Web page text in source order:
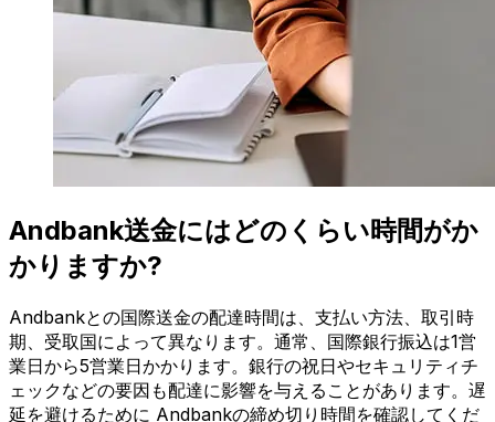
Andbank送金にはどのくらい時間がか
かりますか?
Andbankとの国際送金の配達時間は、支払い方法、取引時
期、受取国によって異なります。通常、国際銀行振込は1営
業日から5営業日かかります。銀行の祝日やセキュリティチ
ェックなどの要因も配達に影響を与えることがあります。遅
延を避けるために Andbankの締め切り時間を確認してくだ